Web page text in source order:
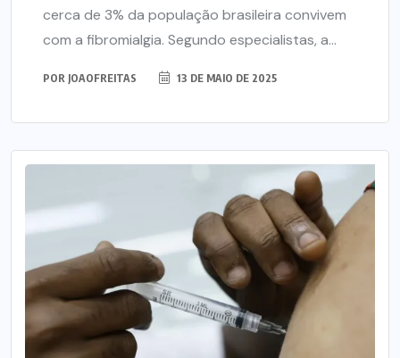
cerca de 3% da população brasileira convivem
com a fibromialgia. Segundo especialistas, a...
POR JOAOFREITAS 13 DE MAIO DE 2025